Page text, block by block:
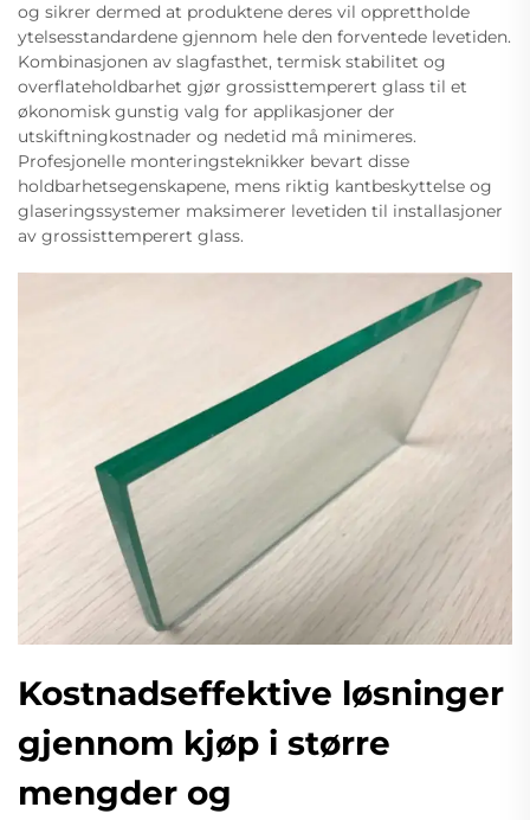
og sikrer dermed at produktene deres vil opprettholde
ytelsesstandardene gjennom hele den forventede levetiden.
Kombinasjonen av slagfasthet, termisk stabilitet og
overflateholdbarhet gjør grossisttemperert glass til et
økonomisk gunstig valg for applikasjoner der
utskiftningkostnader og nedetid må minimeres.
Profesjonelle monteringsteknikker bevart disse
holdbarhetsegenskapene, mens riktig kantbeskyttelse og
glaseringssystemer maksimerer levetiden til installasjoner
av grossisttemperert glass.
Kostnadseffektive løsninger
gjennom kjøp i større
mengder og